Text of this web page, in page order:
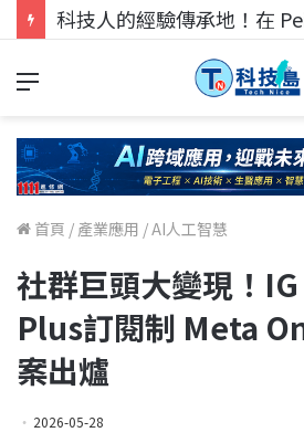
科技人找工作，就到
首頁 / 產業應用 /AI人工智慧
社群巨頭大變現！
Plus訂閱制 Meta
案出爐
2026-05-28